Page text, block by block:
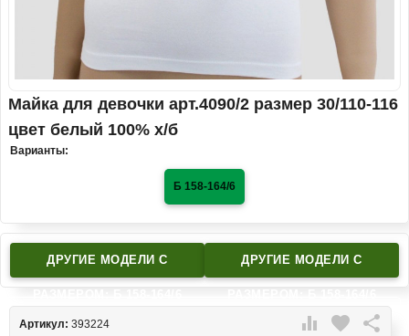
Майка для девочки арт.4090/2 размер 30/110-116
цвет белый 100% х/б
Варианты:
Б 158-164/6
ДРУГИЕ МОДЕЛИ C ДРУГИЕ МОДЕЛИ C
 favorite 
Артикул: 393224